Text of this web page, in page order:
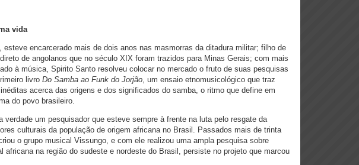
vida
esteve encarcerado mais de dois anos nas masmorras da ditadura militar; filho de
de angolanos que no século XIX foram trazidos para Minas Gerais; com mais
à música, Spirito Santo resolveu colocar no mercado o fruto de suas pesquisas
livro Do Samba ao Funk do Jorjão, um ensaio etnomusicológico que traz
acerca das origens e dos significados do samba, o ritmo que define em
do povo brasileiro.
verdade um pesquisador que esteve sempre à frente na luta pelo resgate da
culturais da população de origem africana no Brasil. Passados mais de trinta
o grupo musical Vissungo, e com ele realizou uma ampla pesquisa sobre
africana na região do sudeste e nordeste do Brasil, persiste no projeto que marcou